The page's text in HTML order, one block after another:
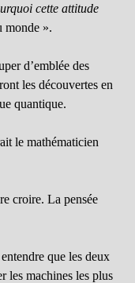
cette attitude
monde ».
d’emblée des
les découvertes en
quantique.
le mathématicien
croire. La pensée
que les deux
les machines les plus